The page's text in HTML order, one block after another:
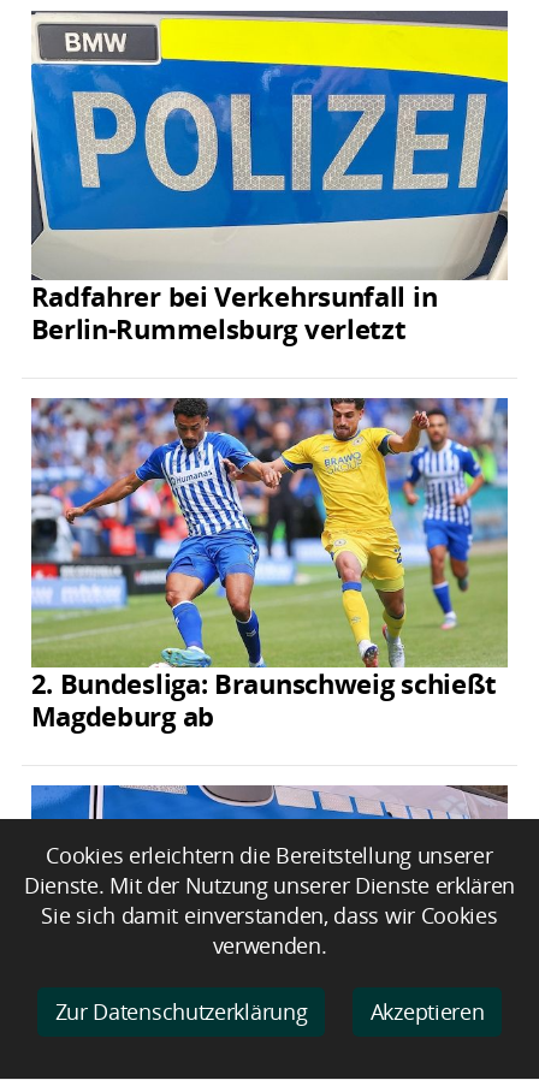
Radfahrer bei Verkehrsunfall in
Berlin-Rummelsburg verletzt
2. Bundesliga: Braunschweig schießt
Magdeburg ab
Unbekannter Rennradfahrer fährt
Cookies erleichtern die Bereitstellung unserer
Dienste. Mit der Nutzung unserer Dienste erklären
Sie sich damit einverstanden, dass wir Cookies
verwenden.
Zur Datenschutzerklärung Akzeptieren